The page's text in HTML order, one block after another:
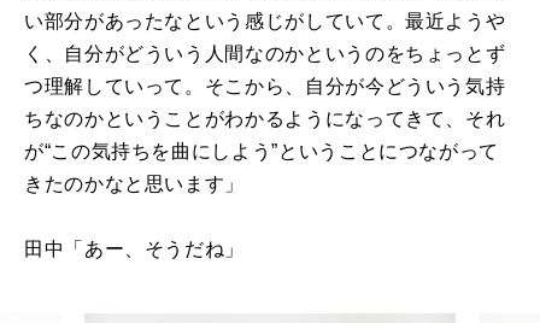
い部分があったなという感じがしていて。最近ようや
く、自分がどういう人間なのかというのをちょっとず
つ理解していって。そこから、自分が今どういう気持
ちなのかということがわかるようになってきて、それ
が“この気持ちを曲にしよう”ということにつながって
きたのかなと思います」
田中「あー、そうだね」